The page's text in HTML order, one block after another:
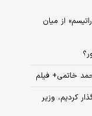
از میان
خاتمی+ فیلم
کردیم، وزیر